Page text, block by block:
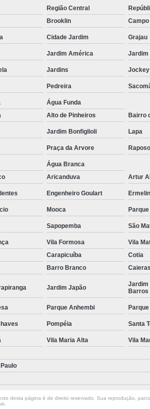
Região Central
Brooklin
Cidade Jardim Grajau
Jardim América Jardim
Jardins
Pedreira
Água Funda
Alto de Pinheiros Bairro
Jardim Bonfiglioli Lapa
Praça da Arvore
Água Branca
Aricanduva Artur
Engenheiro Goulart
Mooca
Sapopemba São
Vila Formosa Vila
Carapicuíba Cotia
Barro Branco Caieras
Jardim Japão
Jardim
Barros
Parque Anhembi
Pompéia Santa
Vila Maria Alta Vila
desta página é de direito reservado. Sua reprodução,